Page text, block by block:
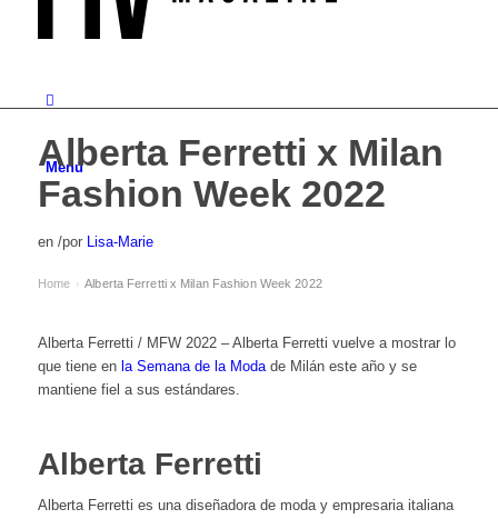
Menú
Alberta Ferretti x Milan
Fashion Week 2022
en /por Lisa-Marie
Home › Alberta Ferretti x Milan Fashion Week 2022
Alberta Ferretti / MFW 2022 – Alberta Ferretti vuelve a mostrar lo
que tiene en la Semana de la Modade Milán este año y se
mantiene fiel a sus estándares.
Alberta Ferretti
Alberta Ferretti es una diseñadora de moda y empresaria italiana